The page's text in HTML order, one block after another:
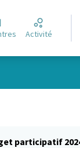
Activité
participatif